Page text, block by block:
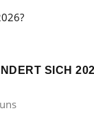
SICH